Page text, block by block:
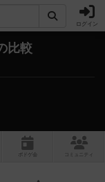
ログイン
比較
ボ ドゲ コミュニティ